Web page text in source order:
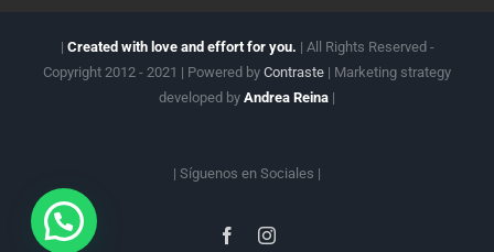
| Created with love and effort for you. | All Rights Reserved -
Copyright 2012 - 2021 | Powered by Contraste | Marketing strategy
developed by Andrea Reina |
| Síguenos en Sociales |
FacebookInstagram